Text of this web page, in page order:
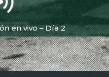
en vivo – Día 2